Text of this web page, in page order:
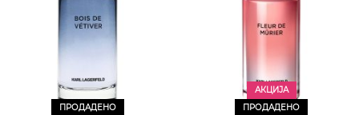
ПРОДАДЕНО
АКЦИЈА
ПРОДАДЕНО